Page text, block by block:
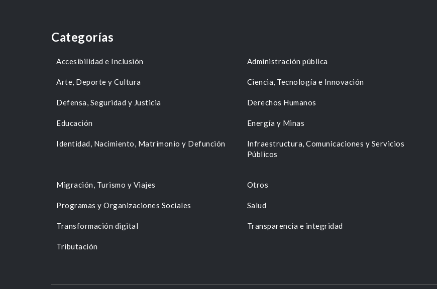
Categorías
Accesibilidad e Inclusión Administración pública
Arte, Deporte y Cultura Ciencia, Tecnología e Innovación
Defensa, Seguridad y Justicia Derechos Humanos
Educación Energía y Minas
Identidad, Nacimiento, Matrimonio y Defunción
Infraestructura, Comunicaciones y Servicios
Públicos
Migración, Turismo y Viajes Otros
Programas y Organizaciones Sociales Salud
Transformación digital Transparencia e integridad
Tributación